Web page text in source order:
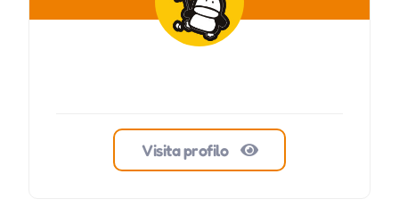
Visita profilo